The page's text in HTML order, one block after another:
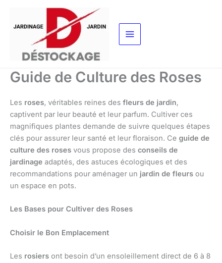
contenu
Guide de Culture des Roses
Les roses, véritables reines des fleurs de jardin,
captivent par leur beauté et leur parfum. Cultiver ces
magnifiques plantes demande de suivre quelques étapes
clés pour assurer leur santé et leur floraison. Ce guide de
culture des roses vous propose des conseils de
jardinage adaptés, des astuces écologiques et des
recommandations pour aménager un jardin de fleurs ou
un espace en pots.
Les Bases pour Cultiver des Roses
Choisir le Bon Emplacement
Les rosiers ont besoin d’un ensoleillement direct de 6 à 8